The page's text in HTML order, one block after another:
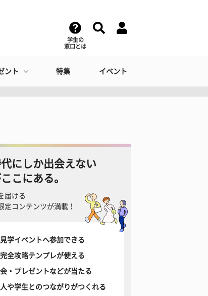
学生の
窓口とは
ント 特集 イベント
にしか出会えない
こにある。
届ける
定コンテンツが満載！
学イベントへ参加できる
全攻略テンプレが使える
・プレゼントなどが当たる
や学生とのつながりがつくれる